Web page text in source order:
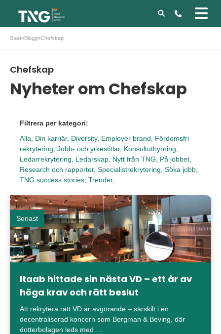
Start»Blogg»Chefskap
Chefskap
Nyheter om Chefskap
Filtrera per kategori:
Alla, Din karriär, Diversity, Employer brand, Fördomsfri
rekrytering, Jobb- och yrkestitlar, Konsultuthyrning,
Ledarrekrytering, Ledarskap, Nytt från TNG, På jobbet,
Research och rapporter, Specialistrekrytering, Söka jobb,
TNG success stories, Trender,
Senast
Itaab hittade sin nästa VD – ett år av
höga krav och rätt beslut
Att rekrytera rätt VD är avgörande – särskilt i en
decentraliserad koncern som Bergman & Beving, där
dotterbolagen leds med …